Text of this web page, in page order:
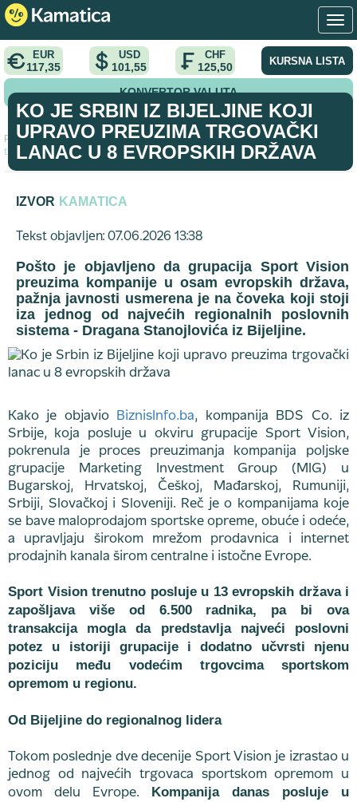
EUR
117,35
USD
101,55
CHF
125,50 KURSNA LISTA
KONVERTOR VALUTA
Početna analiza >
Ko je Srbin iz Bijeljine koji upravo preuzima
trgovački lanac u 8 evropskih država
KO JE SRBIN IZ BIJELJINE KOJI
UPRAVO PREUZIMA TRGOVAČKI
LANAC U 8 EVROPSKIH DRŽAVA
IZVOR KAMATICA
Tekst objavljen: 07.06.2026 13:38
Pošto je objavljeno da grupacija Sport Vision
preuzima kompanije u osam evropskih država,
pažnja javnosti usmerena je na čoveka koji stoji
iza jednog od najvećih regionalnih poslovnih
sistema - Dragana Stanojlovića iz Bijeljine.
Kako je objavio BiznisInfo.ba, kompanija BDS Co. iz
Srbije, koja posluje u okviru grupacije Sport Vision,
pokrenula je proces preuzimanja kompanija poljske
grupacije Marketing Investment Group (MIG) u
Bugarskoj, Hrvatskoj, Češkoj, Mađarskoj, Rumuniji,
Srbiji, Slovačkoj i Sloveniji. Reč je o kompanijama koje
se bave maloprodajom sportske opreme, obuće i odeće,
a upravljaju širokom mrežom prodavnica i internet
prodajnih kanala širom centralne i istočne Evrope.
Sport Vision trenutno posluje u 13 evropskih država i
zapošljava više od 6.500 radnika, pa bi ova
transakcija mogla da predstavlja najveći poslovni
potez u istoriji grupacije i dodatno učvrsti njenu
poziciju među vodećim trgovcima sportskom
opremom u regionu.
Od Bijeljine do regionalnog lidera
Tokom poslednje dve decenije Sport Vision je izrastao u
jednog od najvećih trgovaca sportskom opremom u
ovom delu Evrope. Kompanija danas posluje u